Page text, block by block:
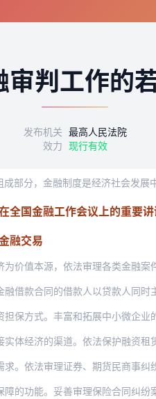
判工作的
发布机关 最高人民法院
效力 现行有效
全国金融工作会议上的重要
融交易
依法审理各类金融案件。对于能够实际
借款人以贷款人同时主张的利息、复利
富和拓展中小微企业的融资担保方式，
道。依法保护融资租赁、保理等金融资
证券、期货民商事纠纷案件，规范资本
善审理保险合同纠纷案件，依法保障各